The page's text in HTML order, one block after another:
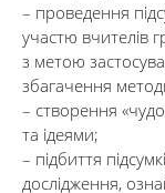
– проведення
участю вчителів
з метою
збагачення
– створення
та ідеями;
– підбиття
дослідження,